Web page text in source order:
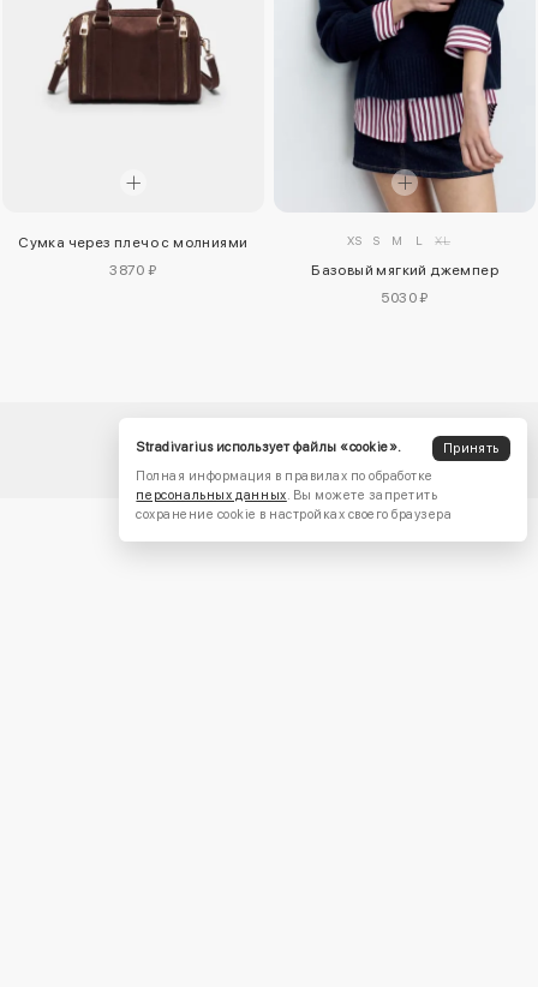
Сумка через плечо с молниями
3870 ₽
XS S M L XL
Базовый мягкий джемпер
5030 ₽
Stradivarius использует файлы «cookie».
Принять
Полная информация в правилах по обработке
персональных данных. Вы можете запретить
сохранение cookie в настройках своего браузера